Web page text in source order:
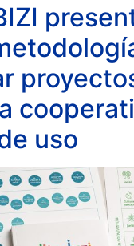
uso